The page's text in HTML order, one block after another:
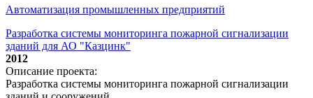
Автоматизация промышленных предприятий
Разработка системы мониторинга пожарной сигнализации
зданий для АО "Казцинк"
2012
Описание проекта:
Разработка системы мониторинга пожарной сигнализации